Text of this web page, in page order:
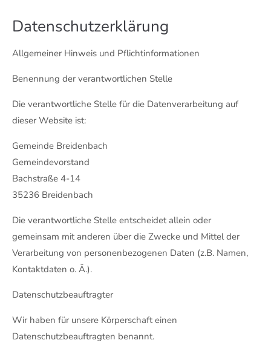
Datenschutzerklärung
Allgemeiner Hinweis und Pflichtinformationen
Benennung der verantwortlichen Stelle
Die verantwortliche Stelle für die Datenverarbeitung auf
dieser Website ist:
Gemeinde Breidenbach
Gemeindevorstand
Bachstraße 4-14
35236 Breidenbach
Die verantwortliche Stelle entscheidet allein oder
gemeinsam mit anderen über die Zwecke und Mittel der
Verarbeitung von personenbezogenen Daten (z.B. Namen,
Kontaktdaten o. Ä.).
Datenschutzbeauftragter
Wir haben für unsere Körperschaft einen
Datenschutzbeauftragten benannt.